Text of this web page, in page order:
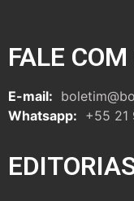
FALE
E-mail:
Whatsapp: +55 21